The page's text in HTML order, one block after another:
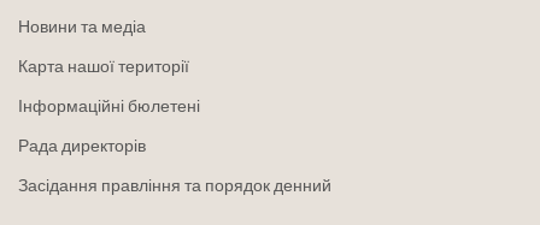
Новини та медіа
Карта нашої території
Інформаційні бюлетені
Рада директорів
Засідання правління та порядок денний